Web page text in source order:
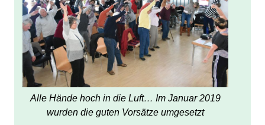
Alle Hände hoch in die Luft… Im Januar 2019
wurden die guten Vorsätze umgesetzt